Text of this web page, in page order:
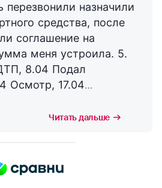
назначили
средства, после
соглашение на
меня устроила. 5.
8.04 Подал
Осмотр, 17.04
дальше,
Читать дальше